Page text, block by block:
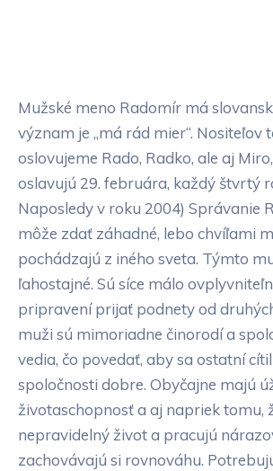
Mužské meno Radomír má
význam je „má rád mier“. Nositeľov
oslovujeme Rado, Radko, ale aj
oslavujú 29. februára, každý štvrtý
Naposledy v roku 2004) Správanie
môže zdať záhadné, lebo chvíľami
pochádzajú z iného sveta. Týmto
ľahostajné. Sú síce málo
pripravení prijať podnety od
muži sú mimoriadne činorodí a
vedia, čo povedať, aby sa ostatní
spoločnosti dobre. Obyčajne majú
životaschopnosť a aj napriek tomu,
nepravidelný život a pracujú
zachovávajú si rovnováhu.